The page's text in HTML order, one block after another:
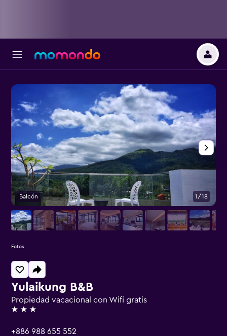
Yulaikung B&B
Propiedad vacacional con Wifi gratis
3 estrellas
+886 988 655 552
Balcón 1/18
Fotos